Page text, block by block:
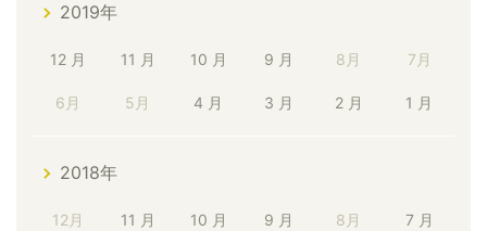
2019年
12 月 11 月 10 月 9 月 8月 7月
6月 5月 4 月 3 月 2 月 1 月
2018年
12月 11 月 10 月 9 月 8月 7 月